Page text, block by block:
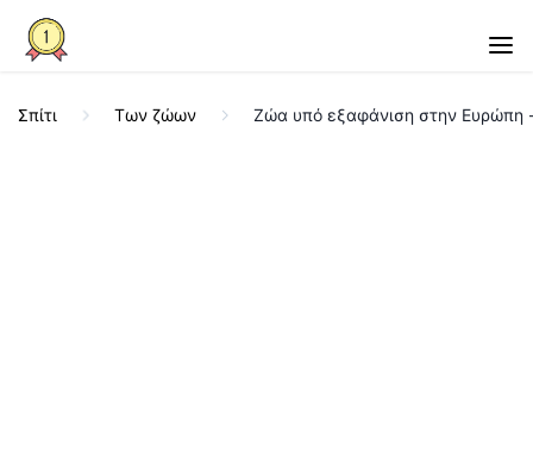
Σπίτι Των ζώων Ζώα υπό εξαφάνιση στην Ευρώπη